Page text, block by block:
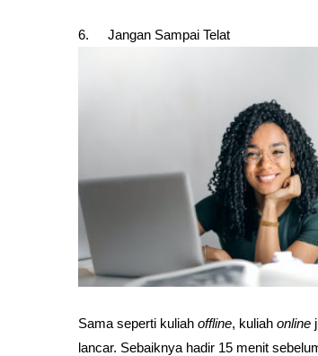
6. Jangan Sampai Telat
Sama seperti kuliah offline, kuliah online
lancar. Sebaiknya hadir 15 menit